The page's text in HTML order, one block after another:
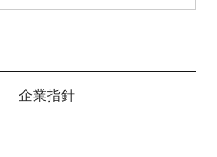
企業指針